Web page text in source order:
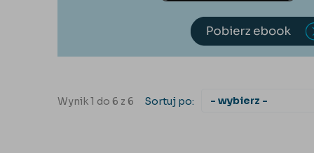
Wynik 1 do 6 z 6 Sortuj po: